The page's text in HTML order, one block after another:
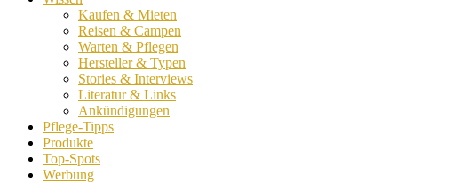
Kaufen & Mieten
Reisen & Campen
Warten & Pflegen
Hersteller & Typen
Stories & Interviews
Literatur & Links
Ankündigungen
Pflege-Tipps
Produkte
Top-Spots
Werbung